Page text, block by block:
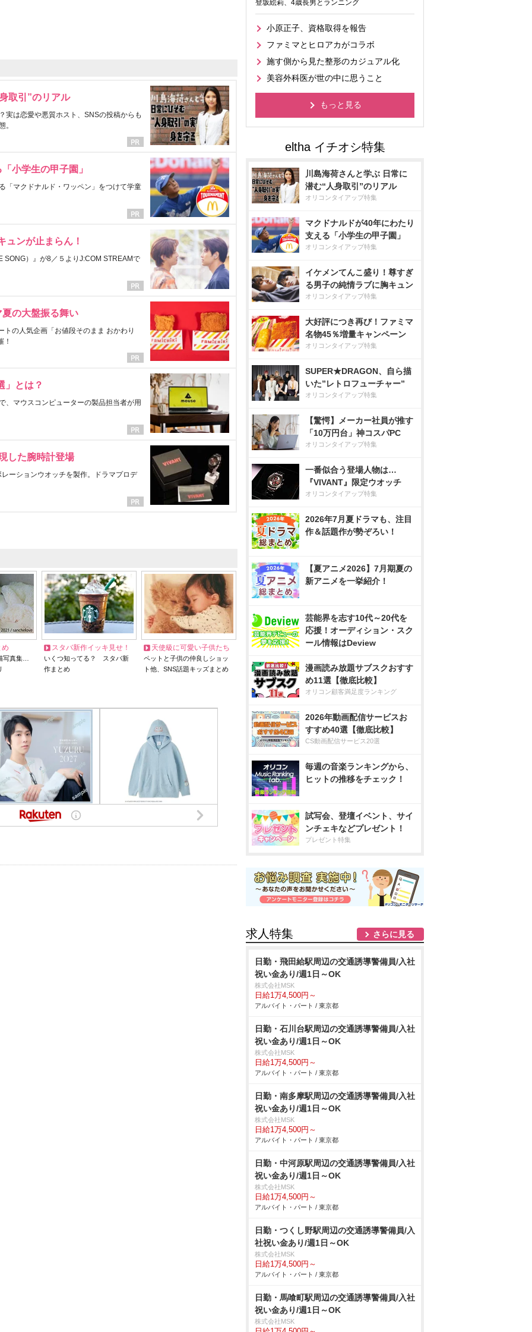
取引”のリアル
実は恋愛や悪質ホスト、SNSの投稿からも
。
小学生の甲子園」
「マクドナルド・ワッペン」をつけて学童
ュンが止まらん！
SONG）』が8／５よりJ:COM STREAMで
の大盤振る舞い
の人気企画「お値段そのまま おかわり
！
」とは？
、マウスコンピューターの製品担当者が用
した腕時計登場
ーションウオッチを製作。ドラマプロデ
め
写真集…
スタバ新作イッキ見せ！
いくつ知ってる？ スタバ新
作まとめ
天使級に可愛い子供たち
ペットと子供の仲良しショッ
ト他、SNS話題キッズまとめ
登坂絵莉、4歳長男とランニング
小原正子、資格取得を報告
ファミマとヒロアカがコラボ
施す側から見た整形のカジュアル化
美容外科医が世の中に思うこと
もっと見る
川島海荷さんと学ぶ 日常に
潜む“人身取引”のリアル
オリコンタイアップ特集
マクドナルドが40年にわたり
支える「小学生の甲子園」
オリコンタイアップ特集
イケメンてんこ盛り！尊すぎ
る男子の純情ラブに胸キュン
オリコンタイアップ特集
大好評につき再び！ファミマ
名物45％増量キャンペーン
オリコンタイアップ特集
SUPER★DRAGON、自ら描
いた”レトロフューチャー”
オリコンタイアップ特集
【驚愕】メーカー社員が推す
「10万円台」神コスパPC
オリコンタイアップ特集
一番似合う登場人物は…
『VIVANT』限定ウオッチ
オリコンタイアップ特集
2026年7月夏ドラマも、注目
作＆話題作が勢ぞろい！
【夏アニメ2026】7月期夏の
新アニメを一挙紹介！
芸能界を志す10代～20代を
応援！オーディション・スク
ール情報はDeview
漫画読み放題サブスクおすす
め11選【徹底比較】
オリコン顧客満足度ランキング
2026年動画配信サービスお
すすめ40選【徹底比較】
CS動画配信サービス20選
毎週の音楽ランキングから、
ヒットの推移をチェック！
試写会、登壇イベント、サイ
ンチェキなどプレゼント！
プレゼント特集
求人特集 さらに見る
日勤・飛田給駅周辺の交通誘導警備員/入社
祝い金あり/週1日～OK
株式会社MSK
日給1万4,500円～
アルバイト・パート / 東京都
日勤・石川台駅周辺の交通誘導警備員/入社
祝い金あり/週1日～OK
株式会社MSK
日給1万4,500円～
アルバイト・パート / 東京都
日勤・南多摩駅周辺の交通誘導警備員/入社
祝い金あり/週1日～OK
株式会社MSK
日給1万4,500円～
アルバイト・パート / 東京都
日勤・中河原駅周辺の交通誘導警備員/入社
祝い金あり/週1日～OK
株式会社MSK
日給1万4,500円～
アルバイト・パート / 東京都
日勤・つくし野駅周辺の交通誘導警備員/入
社祝い金あり/週1日～OK
株式会社MSK
日給1万4,500円～
アルバイト・パート / 東京都
日勤・馬喰町駅周辺の交通誘導警備員/入社
祝い金あり/週1日～OK
株式会社MSK